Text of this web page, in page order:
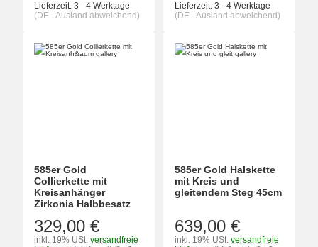
Lieferzeit: 3 - 4 Werktage
(DE - Ausland abweichend)
Lieferzeit: 3 - 4 Werktage
(DE - Ausland abweichend)
585er Gold
Collierkette mit
Kreisanhänger
Zirkonia Halbbesatz
329,00 €
inkl. 19% USt. versandfreie
585er Gold Halskette
mit Kreis und
gleitendem Steg 45cm
639,00 €
inkl. 19% USt. versandfreie